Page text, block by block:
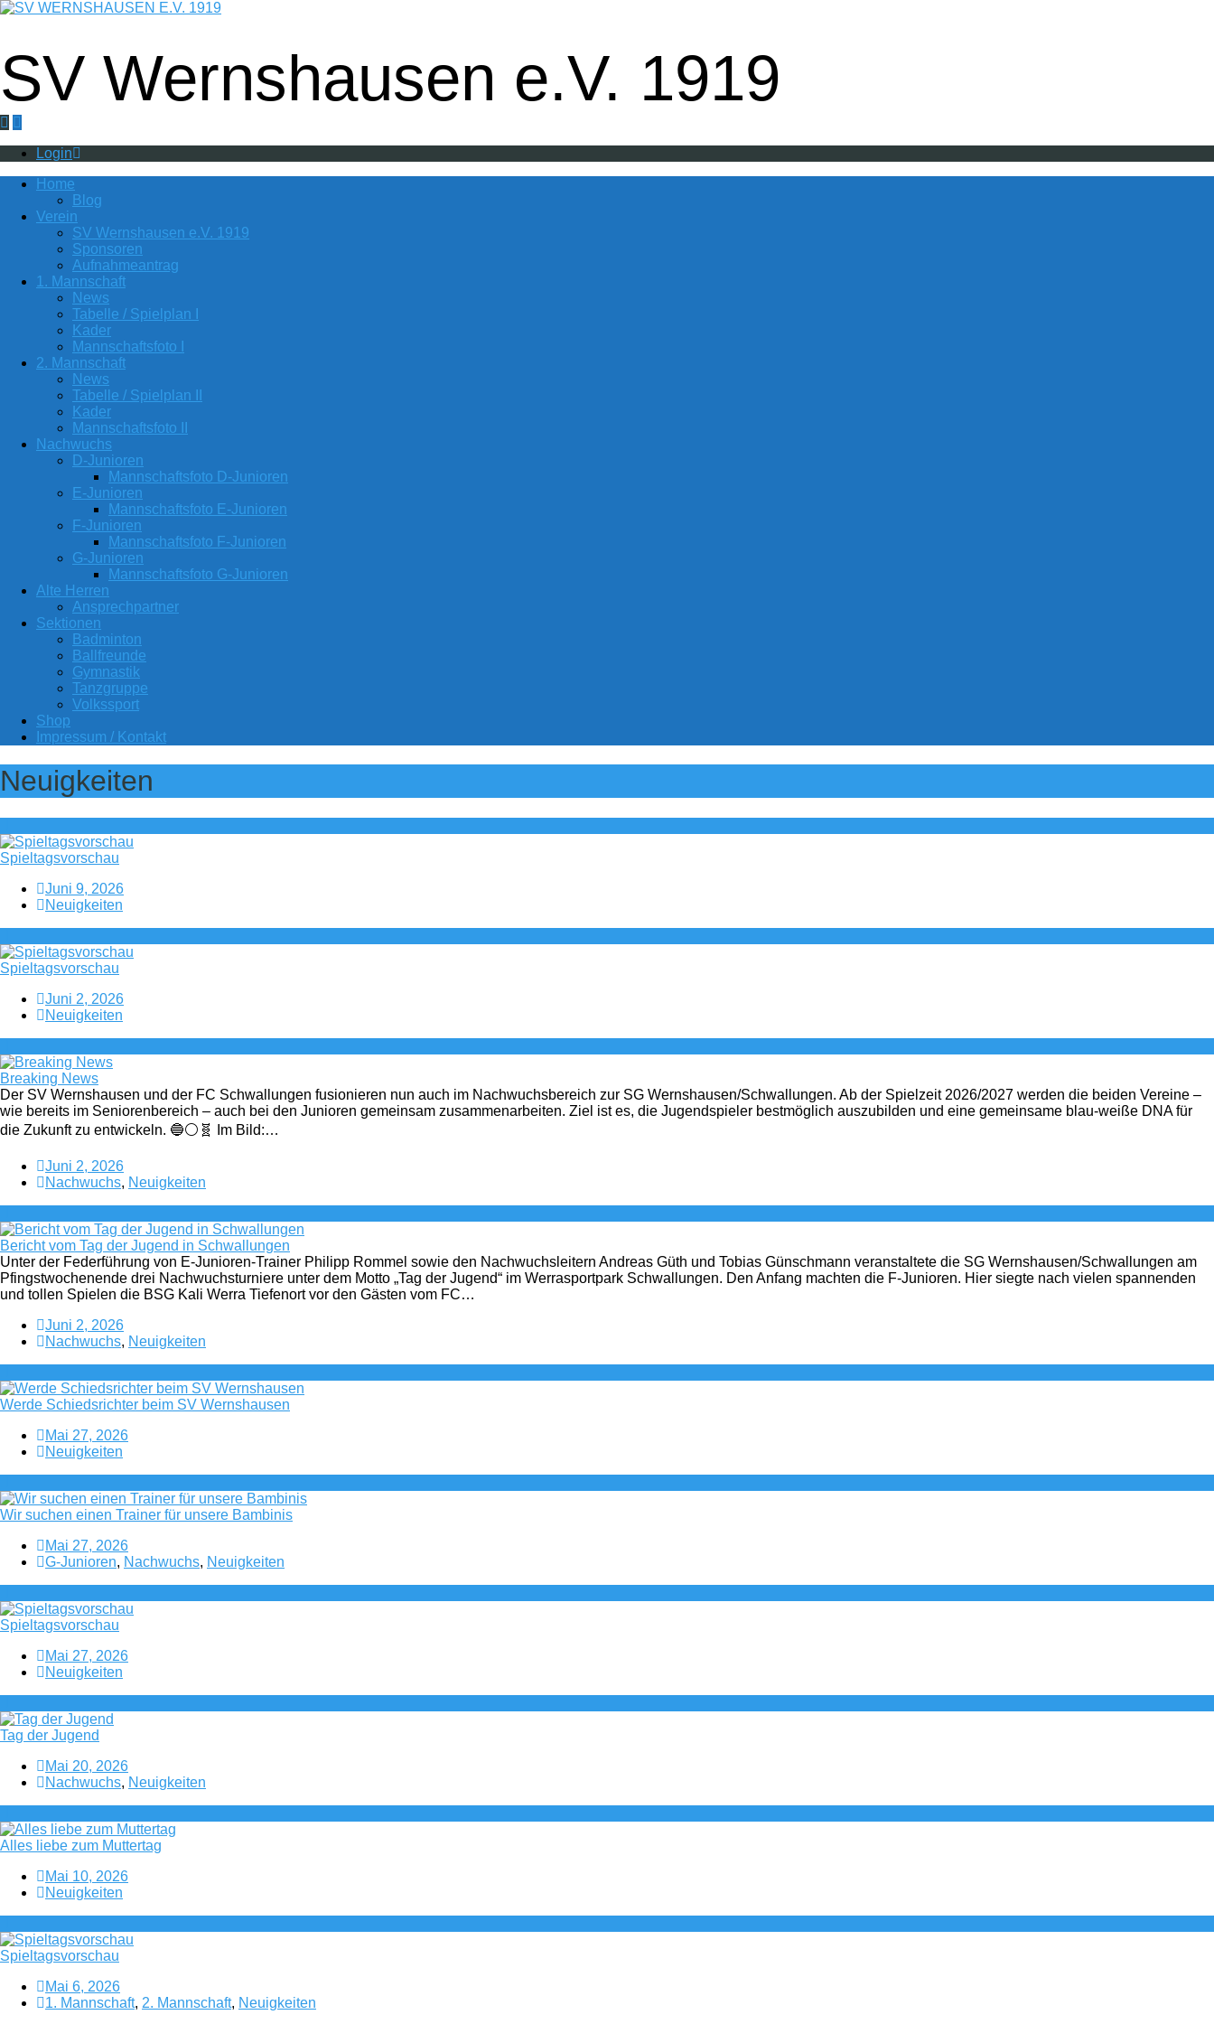
SV Wernshausen e.V. 1919
Login
Home
Blog
Verein
SV Wernshausen e.V. 1919
Sponsoren
Aufnahmeantrag
1. Mannschaft
News
Tabelle / Spielplan I
Kader
Mannschaftsfoto I
2. Mannschaft
News
Tabelle / Spielplan II
Kader
Mannschaftsfoto II
Nachwuchs
D-Junioren
Mannschaftsfoto D-Junioren
E-Junioren
Mannschaftsfoto E-Junioren
F-Junioren
Mannschaftsfoto F-Junioren
G-Junioren
Mannschaftsfoto G-Junioren
Alte Herren
Ansprechpartner
Sektionen
Badminton
Ballfreunde
Gymnastik
Tanzgruppe
Volkssport
Shop
Impressum / Kontakt
Neuigkeiten
Spieltagsvorschau
Juni 9, 2026
Neuigkeiten
Spieltagsvorschau
Juni 2, 2026
Neuigkeiten
Breaking News
Der SV Wernshausen und der FC Schwallungen fusionieren nun auch im Nachwuchsbereich zur SG Wernshausen/Schwallungen. Ab der Spielzeit 2026/2027 werden die beiden Vereine –
wie bereits im Seniorenbereich – auch bei den Junioren gemeinsam zusammenarbeiten. Ziel ist es, die Jugendspieler bestmöglich auszubilden und eine gemeinsame blau-weiße DNA für
die Zukunft zu entwickeln. 🔵⚪🧬 Im Bild:…
Juni 2, 2026
Nachwuchs, Neuigkeiten
Bericht vom Tag der Jugend in Schwallungen
Unter der Federführung von E-Junioren-Trainer Philipp Rommel sowie den Nachwuchsleitern Andreas Güth und Tobias Günschmann veranstaltete die SG Wernshausen/Schwallungen am
Pfingstwochenende drei Nachwuchsturniere unter dem Motto „Tag der Jugend“ im Werrasportpark Schwallungen. Den Anfang machten die F-Junioren. Hier siegte nach vielen spannenden
und tollen Spielen die BSG Kali Werra Tiefenort vor den Gästen vom FC…
Juni 2, 2026
Nachwuchs, Neuigkeiten
Werde Schiedsrichter beim SV Wernshausen
Mai 27, 2026
Neuigkeiten
Wir suchen einen Trainer für unsere Bambinis
Mai 27, 2026
G-Junioren, Nachwuchs, Neuigkeiten
Spieltagsvorschau
Mai 27, 2026
Neuigkeiten
Tag der Jugend
Mai 20, 2026
Nachwuchs, Neuigkeiten
Alles liebe zum Muttertag
Mai 10, 2026
Neuigkeiten
Spieltagsvorschau
Mai 6, 2026
1. Mannschaft, 2. Mannschaft, Neuigkeiten